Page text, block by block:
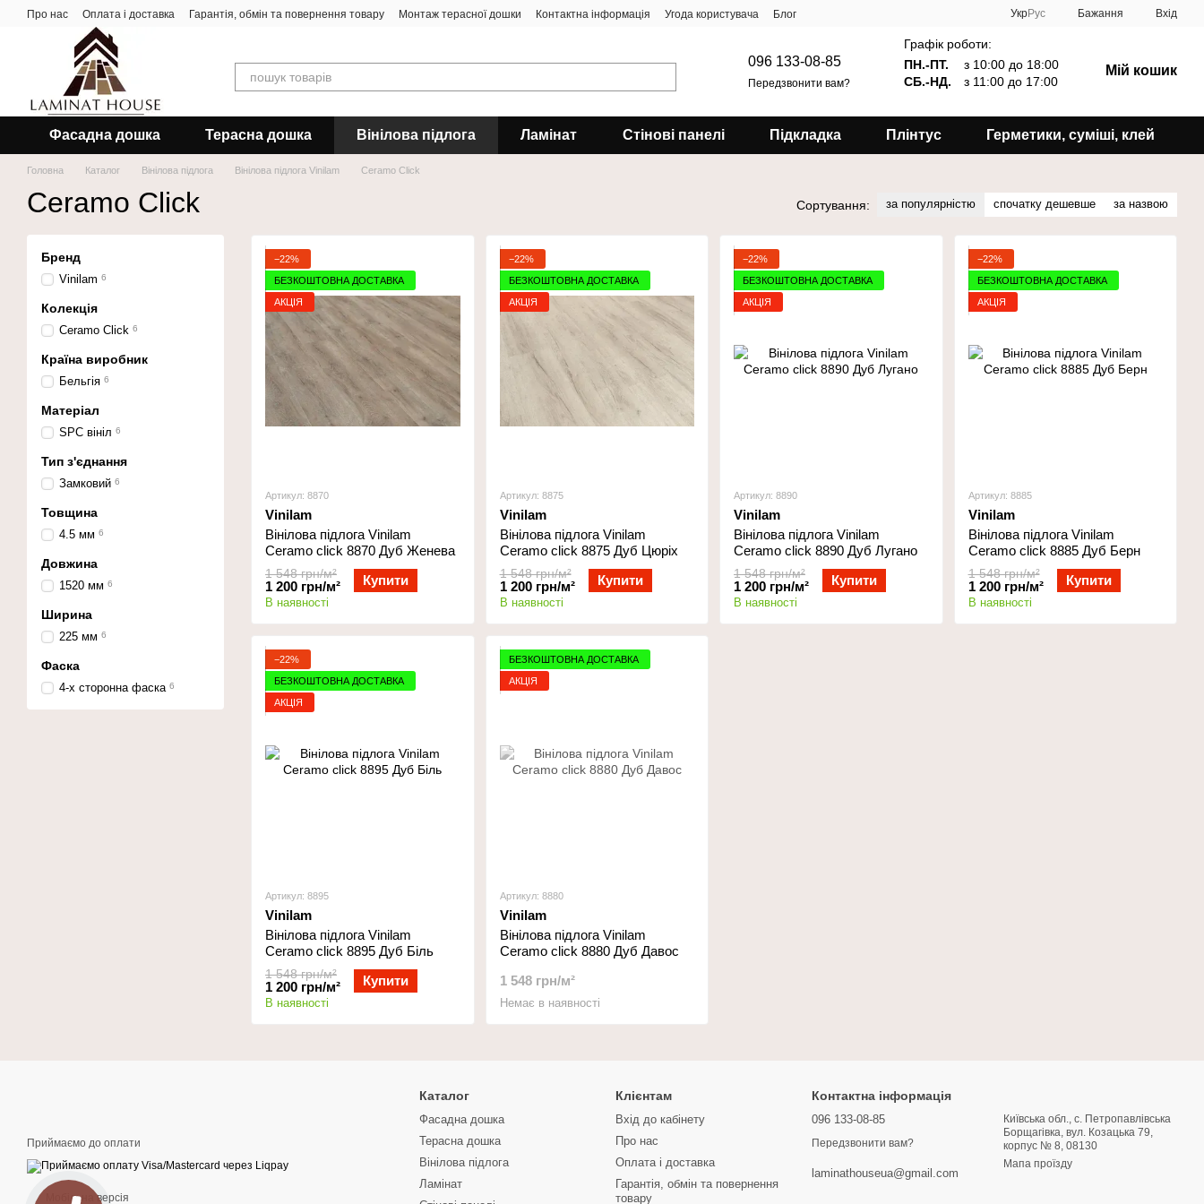
Перейти до основного контенту
Про нас Оплата і доставка Гарантія, обмін та повернення товару Монтаж терасної дошки Контактна інформація Угода користувача Блог УкрРус Бажання Вхід
096 133-08-85
Передзвонити вам?
Графік роботи:
ПН.-ПТ.
з 10:00 до 18:00
СБ.-НД.
з 11:00 до 17:00
Мій кошик
Фасадна дошка Терасна дошка Вінілова підлога Ламінат Стінові панелі Підкладка Плінтус Герметики, суміші, клей
Головна Каталог Вінілова підлога Вінілова підлога Vinilam Ceramo Click
Ceramo Click Сортування: за популярністю спочатку дешевше за назвою
−22%
БЕЗКОШТОВНА ДОСТАВКА
АКЦІЯ
Артикул: 8870
Vinilam
Вінілова підлога Vinilam
Ceramo click 8870 Дуб Женева
1 548 грн/м²
1 200 грн/м² Купити
В наявності
−22%
БЕЗКОШТОВНА ДОСТАВКА
АКЦІЯ
Артикул: 8875
Vinilam
Вінілова підлога Vinilam
Ceramo click 8875 Дуб Цюріх
1 548 грн/м²
1 200 грн/м² Купити
В наявності
−22%
БЕЗКОШТОВНА ДОСТАВКА
АКЦІЯ
Артикул: 8890
Vinilam
Вінілова підлога Vinilam
Ceramo click 8890 Дуб Лугано
1 548 грн/м²
1 200 грн/м² Купити
В наявності
−22%
БЕЗКОШТОВНА ДОСТАВКА
АКЦІЯ
Артикул: 8885
Vinilam
Вінілова підлога Vinilam
Ceramo click 8885 Дуб Берн
1 548 грн/м²
1 200 грн/м² Купити
В наявності
−22%
БЕЗКОШТОВНА ДОСТАВКА
АКЦІЯ
Артикул: 8895
Vinilam
Вінілова підлога Vinilam
Ceramo click 8895 Дуб Біль
1 548 грн/м²
1 200 грн/м² Купити
В наявності
БЕЗКОШТОВНА ДОСТАВКА
АКЦІЯ
Артикул: 8880
Vinilam
Вінілова підлога Vinilam
Ceramo click 8880 Дуб Давос
1 548 грн/м²
Немає в наявності
Бренд
Vinilam 6
Колекція
Ceramo Click 6
Країна виробник
Бельгія 6
Матеріал
SPC вініл 6
Тип з'єднання
Замковий 6
Товщина
4.5 мм 6
Довжина
1520 мм 6
Ширина
225 мм 6
Фаска
4-х сторонна фаска 6
Приймаємо до оплати
Мобільна версія
Каталог
Фасадна дошка
Терасна дошка
Вінілова підлога
Ламінат
Клієнтам
Вхід до кабінету
Про нас
Оплата і доставка
Гарантія, обмін та повернення
товару
Контактна інформація
096 133-08-85
Передзвонити вам?
laminathouseua@gmail.com
Київська обл., с. Петропавлівська
Борщагівка, вул. Козацька 79,
корпус № 8, 08130
Мапа проїзду